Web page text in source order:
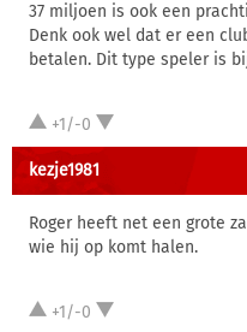
37 miljoen is ook een
Denk ook wel dat er een
betalen. Dit type speler is
+1/-0
kezje1981
Roger heeft net een grote
wie hij op komt halen.
+1/-0